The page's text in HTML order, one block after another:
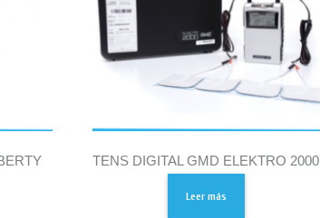
TENS DIGITAL GMD ELEKTRO 2000
Leer más